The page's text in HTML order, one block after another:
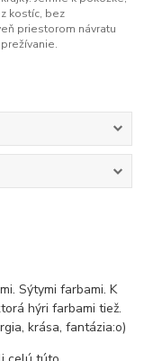
kostíc, bez
priestorom návratu
Sýtymi farbami. K
hýri farbami tiež.
krása, fantázia:o)